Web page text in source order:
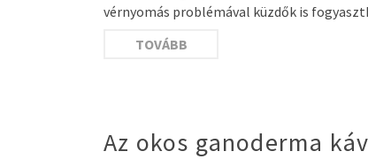
vérnyomás problémával küzdők is
TOVÁBB
Az okos ganoderma